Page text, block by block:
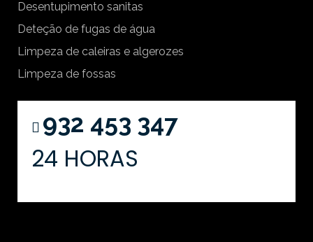
Desentupimento sanitas
Deteção de fugas de água
Limpeza de caleiras e algerozes
Limpeza de fossas
932 453 347
24 HORAS